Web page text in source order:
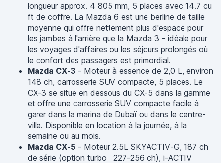
longueur approx. 4 805 mm, 5 places avec 14.7 cu
ft de coffre. La Mazda 6 est une berline de taille
moyenne qui offre nettement plus d'espace pour
les jambes à l'arrière que la Mazda 3 - idéale pour
les voyages d'affaires ou les séjours prolongés où
le confort des passagers est primordial.
Mazda CX-3 - Moteur à essence de 2,0 L, environ
148 ch, carrosserie SUV compacte, 5 places. Le
CX-3 se situe en dessous du CX-5 dans la gamme
et offre une carrosserie SUV compacte facile à
garer dans la marina de Dubaï ou dans le centre-
ville. Disponible en location à la journée, à la
semaine ou au mois.
Mazda CX-5 - Moteur 2.5L SKYACTIV-G, 187 ch
de série (option turbo : 227-256 ch), i-ACTIV